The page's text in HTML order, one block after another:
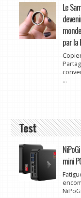
Le
par la
...
Test
mini